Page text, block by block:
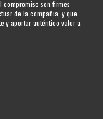
son firmes
de la compañia, y que
y aportar auténtico valor a